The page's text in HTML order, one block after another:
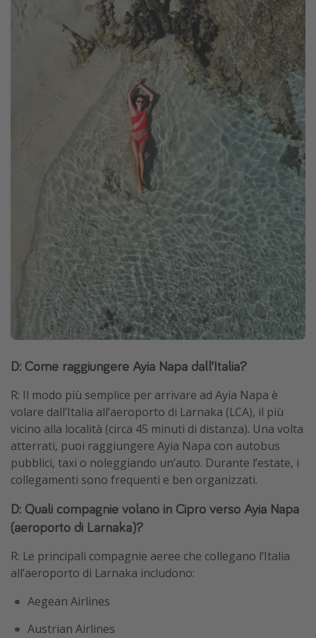
D: Come raggiungere Ayia Napa dall’Italia?
R: Il modo più semplice per arrivare ad Ayia Napa è
volare dall’Italia all’aeroporto di Larnaka (LCA), il più
vicino alla località (circa 45 minuti di distanza). Una volta
atterrati, puoi raggiungere Ayia Napa con autobus
pubblici, taxi o noleggiando un’auto. Durante l’estate, i
collegamenti sono frequenti e ben organizzati.
D: Quali compagnie volano in Cipro verso Ayia Napa
(aeroporto di Larnaka)?
R: Le principali compagnie aeree che collegano l’Italia
all’aeroporto di Larnaka includono:
Aegean Airlines
Austrian Airlines